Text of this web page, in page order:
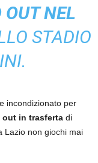
OUT NEL
STADIO
incondizionato per
in trasferta di
Lazio non giochi mai